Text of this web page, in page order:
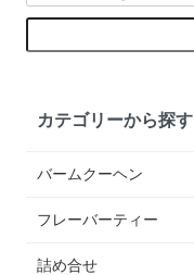
カテゴリーから探す
バームクーヘン
フレーバーティー
詰め合せ